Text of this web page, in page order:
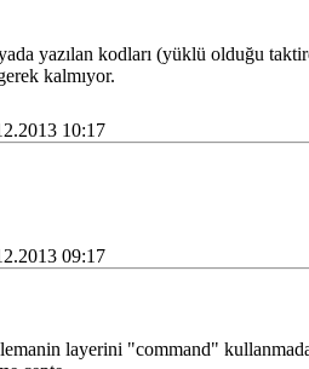
yazılan kodları (yüklü olduğu
kalmıyor.
10:17
09:17
layerini "command"